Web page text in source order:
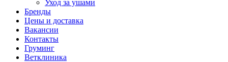
Уход за ушами
Бренды
Цены и доставка
Вакансии
Контакты
Груминг
Ветклиника